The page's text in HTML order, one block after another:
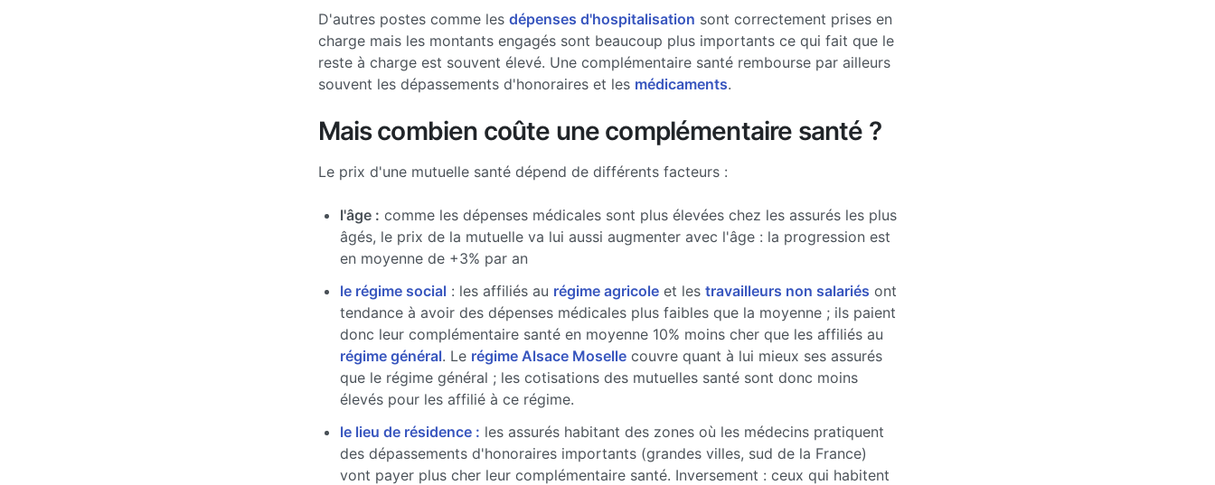
D'autres postes comme les dépenses d'hospitalisation sont correctement prises en
charge mais les montants engagés sont beaucoup plus importants ce qui fait que le
reste à charge est souvent élevé. Une complémentaire santé rembourse par ailleurs
souvent les dépassements d'honoraires et les médicaments.
Mais combien coûte une complémentaire santé ?
Le prix d'une mutuelle santé dépend de différents facteurs :
l'âge : comme les dépenses médicales sont plus élevées chez les assurés les plus
âgés, le prix de la mutuelle va lui aussi augmenter avec l'âge : la progression est
en moyenne de +3% par an
le régime social : les affiliés au régime agricoleet les travailleurs non salariés ont
tendance à avoir des dépenses médicales plus faibles que la moyenne ; ils paient
donc leur complémentaire santé en moyenne 10% moins cher que les affiliés au
régime général. Le régime Alsace Mosellecouvre quant à lui mieux ses assurés
que le régime général ; les cotisations des mutuelles santé sont donc moins
élevés pour les affilié à ce régime.
le lieu de résidence : les assurés habitant des zones où les médecins pratiquent
des dépassements d'honoraires importants (grandes villes, sud de la France)
vont payer plus cher leur complémentaire santé. Inversement : ceux qui habitent